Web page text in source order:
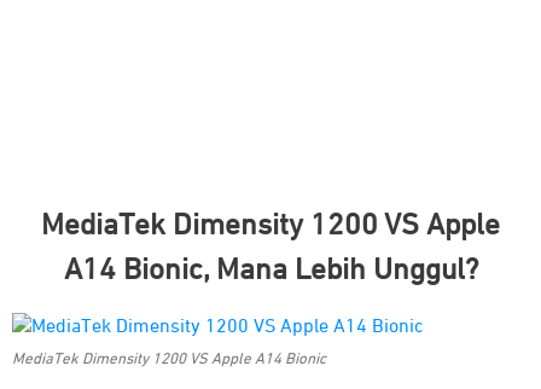
MediaTek Dimensity 1200 VS Apple
A14 Bionic, Mana Lebih Unggul?
MediaTek Dimensity 1200 VS Apple A14 Bionic